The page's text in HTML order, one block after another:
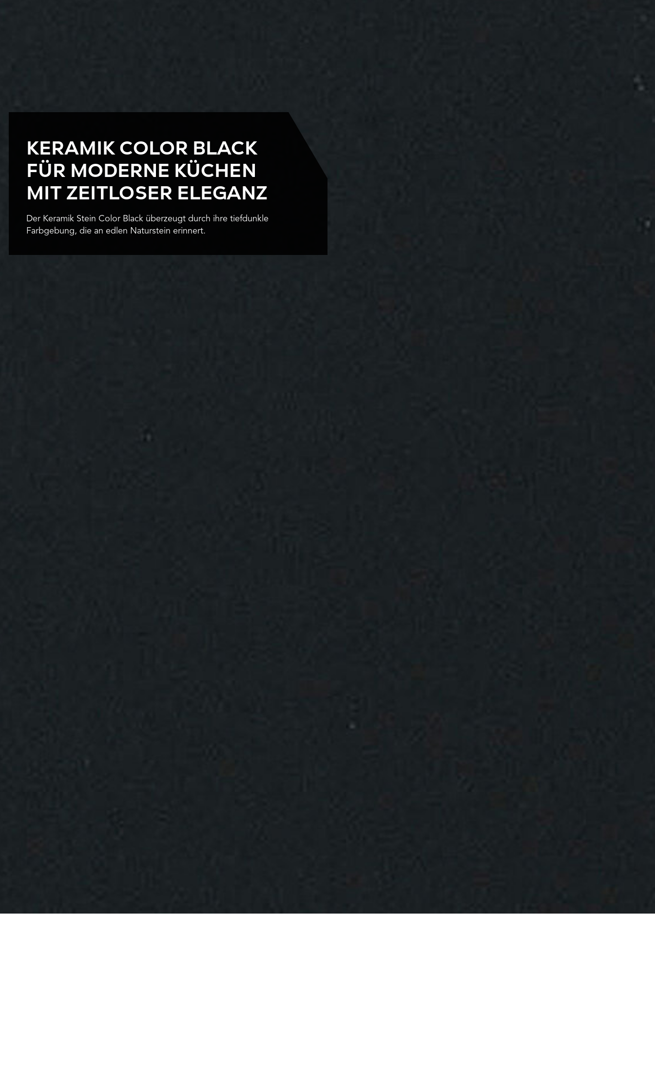
KERAMIK COLOR BLACK
FÜR MODERNE KÜCHEN
MIT ZEITLOSER ELEGANZ
Der Keramik Stein Color Black überzeugt durch ihre tiefdunkle
Farbgebung, die an edlen Naturstein erinnert.